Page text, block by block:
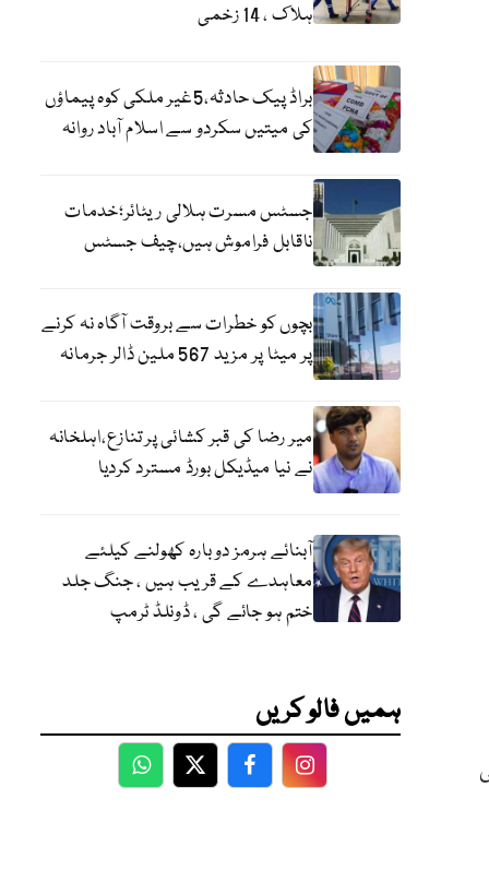
ہلاک ، 14 زخمی
براڈ پیک حادثہ،5غیر ملکی کوہ پیماؤں
کی میتیں سکردو سے اسلام آباد روانہ
جسٹس مسرت ہلالی ریٹائر؛خدمات
ناقابل فراموش ہیں،چیف جسٹس
بچوں کو خطرات سے بروقت آگاہ نہ کرنے
پر میٹا پر مزید 567 ملین ڈالر جرمانہ
میر رضا کی قبر کشائی پر تنازع،اہلخانہ
نے نیا میڈیکل بورڈ مسترد کردیا
آبنائے ہرمز دوبارہ کھولنے کیلئے
معاہدے کے قریب ہیں ، جنگ جلد
ختم ہو جائے گی ، ڈونلڈ ٹرمپ
ہمیں فالو کریں
WhatsApp
TwitterFacebookFacebook